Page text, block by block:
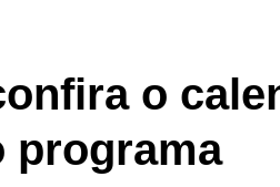
o
programa